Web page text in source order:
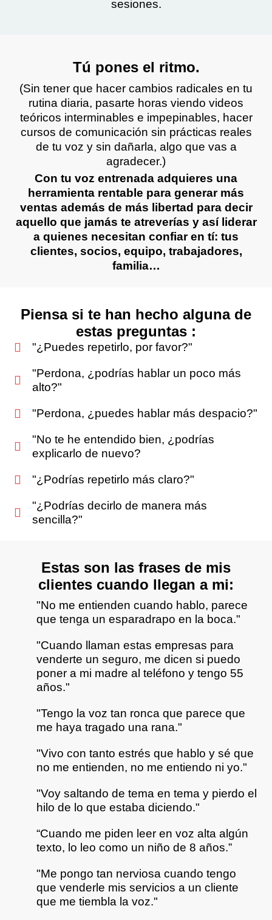
sesiones.
Tú pones el ritmo.
(Sin tener que hacer cambios radicales en tu
rutina diaria, pasarte horas viendo videos
teóricos interminables e impepinables, hacer
cursos de comunicación sin prácticas reales
de tu voz y sin dañarla, algo que vas a
agradecer.)
Con tu voz entrenada adquieres una
herramienta rentable para generar más
ventas además de más libertad para decir
aquello que jamás te atreverías y así liderar
a quienes necesitan confiar en tí: tus
clientes, socios, equipo, trabajadores,
familia…
Piensa si te han hecho alguna de
estas preguntas :
"¿Puedes repetirlo, por favor?"
"Perdona, ¿podrías hablar un poco más
alto?"
"Perdona, ¿puedes hablar más despacio?"
"No te he entendido bien, ¿podrías
explicarlo de nuevo?
"¿Podrías repetirlo más claro?"
"¿Podrías decirlo de manera más
sencilla?"
Estas son las frases de mis
clientes cuando llegan a mi:
"No me entienden cuando hablo, parece
que tenga un esparadrapo en la boca."
"Cuando llaman estas empresas para
venderte un seguro, me dicen si puedo
poner a mi madre al teléfono y tengo 55
años."
"Tengo la voz tan ronca que parece que
me haya tragado una rana."
"Vivo con tanto estrés que hablo y sé que
no me entienden, no me entiendo ni yo."
"Voy saltando de tema en tema y pierdo el
hilo de lo que estaba diciendo."
“Cuando me piden leer en voz alta algún
texto, lo leo como un niño de 8 años.”
"Me pongo tan nerviosa cuando tengo
que venderle mis servicios a un cliente
que me tiembla la voz."